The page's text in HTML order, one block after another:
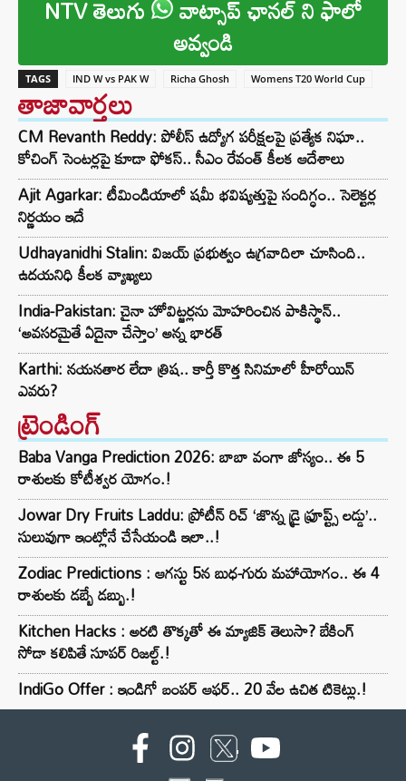
NTV తెలుగు వాట్సాప్ ఛానల్ ని ఫాలో
అవ్వండి
TAGS IND W vs PAK W Richa Ghosh Womens T20 World Cup
తాజావార్తలు
CM Revanth Reddy: పోలీస్ ఉద్యోగ పరీక్షలపై ప్రత్యేక నిఘా..
కోచింగ్ సెంటర్లపై కూడా ఫోకస్.. సీఎం రేవంత్ కీలక ఆదేశాలు
Ajit Agarkar: టీమిండియాలో షమీ భవిష్యత్తుపై సందిగ్ధం.. సెలెక్టర్ల
నిర్ణయం ఇదే
Udhayanidhi Stalin: విజయ్ ప్రభుత్వం ఉగ్రవాదిలా చూసింది..
ఉదయనిధి కీలక వ్యాఖ్యలు
India-Pakistan: చైనా హోవిట్జర్లను మోహరించిన పాకిస్థాన్..
‘అవసరమైతే ఏదైనా చేస్తాం’ అన్న భారత్
Karthi: నయనతార లేదా త్రిష.. కార్తీ కొత్త సినిమాలో హీరోయిన్
ఎవరు?
ట్రెండింగ్‌
Baba Vanga Prediction 2026: బాబా వంగా జోస్యం.. ఈ 5
రాశులకు కోటీశ్వర యోగం.!
Jowar Dry Fruits Laddu: ప్రోటీన్ రిచ్ ‘జొన్న డ్రై ఫ్రూప్ట్స్ లడ్డు’..
సులువుగా ఇంట్లోనే చేసేయండి ఇలా..!
Zodiac Predictions : ఆగస్టు 5న బుధ-గురు మహాయోగం.. ఈ 4
రాశులకు డబ్బే డబ్బు.!
Kitchen Hacks : అరటి తొక్కతో ఈ మ్యాజిక్ తెలుసా? బేకింగ్
సోడా కలిపితే సూపర్ రిజల్ట్.!
IndiGo Offer : ఇండిగో బంపర్ ఆఫర్.. 20 వేల ఉచిత టికెట్లు.!